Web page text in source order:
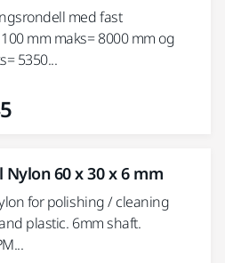
med fast
mm maks= 8000 mm og
5350...
Nylon 60 x 30 x 6 mm
for polishing / cleaning
plastic. 6mm shaft.